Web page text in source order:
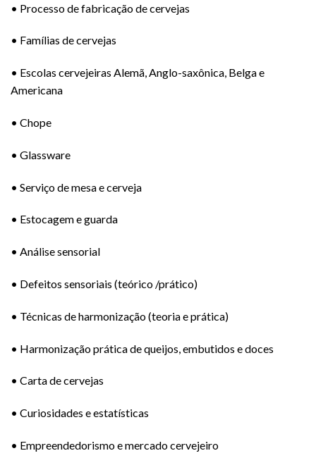
• Processo de fabricação de cervejas
• Famílias de cervejas
• Escolas cervejeiras Alemã, Anglo-saxônica, Belga e
Americana
• Chope
• Glassware
• Serviço de mesa e cerveja
• Estocagem e guarda
• Análise sensorial
• Defeitos sensoriais (teórico /prático)
• Técnicas de harmonização (teoria e prática)
• Harmonização prática de queijos, embutidos e doces
• Carta de cervejas
• Curiosidades e estatísticas
• Empreendedorismo e mercado cervejeiro